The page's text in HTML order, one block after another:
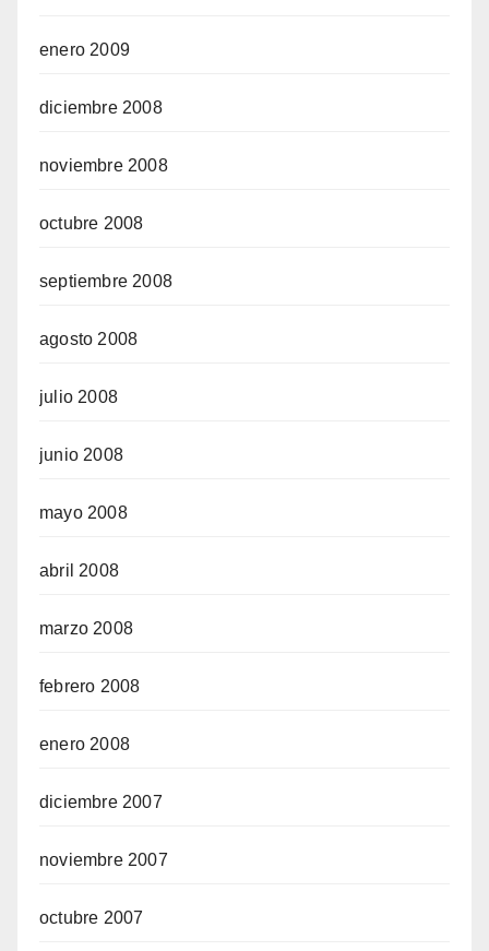
enero 2009
diciembre 2008
noviembre 2008
octubre 2008
septiembre 2008
agosto 2008
julio 2008
junio 2008
mayo 2008
abril 2008
marzo 2008
febrero 2008
enero 2008
diciembre 2007
noviembre 2007
octubre 2007